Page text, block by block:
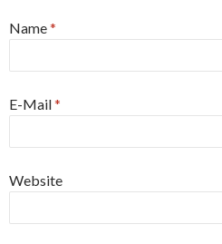
Name*
E-Mail*
Website